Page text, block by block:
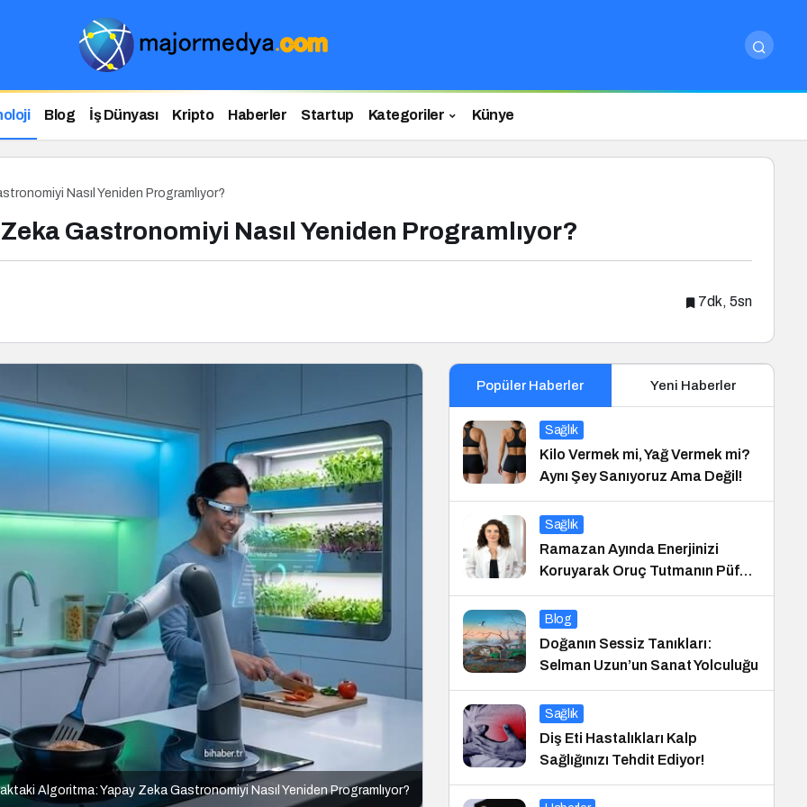
Blog İş Dünyası Kripto Haberler Startup Kategoriler Künye
Nasıl Yeniden Programlıyor?
Gastronomiyi Nasıl Yeniden Programlıyor?
7dk, 5sn
Algoritma: Yapay Zeka Gastronomiyi Nasıl Yeniden Programlıyor?
Popüler Haberler Yeni Haberler
Sağlık
Kilo Vermek mi, Yağ Vermek mi?
Aynı Şey Sanıyoruz Ama Değil!
Sağlık
Ramazan Ayında Enerjinizi
Koruyarak Oruç Tutmanın Püf
Noktaları
Blog
Doğanın Sessiz Tanıkları:
Selman Uzun’un Sanat Yolculuğu
Sağlık
Diş Eti Hastalıkları Kalp
Sağlığınızı Tehdit Ediyor!